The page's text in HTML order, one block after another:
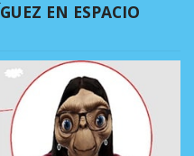
EN ESPACIO